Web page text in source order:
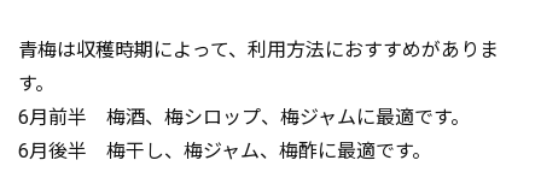
青梅は収穫時期によって、利用方法におすすめがありま
す。
6月前半 梅酒、梅シロップ、梅ジャムに最適です。
6月後半 梅干し、梅ジャム、梅酢に最適です。